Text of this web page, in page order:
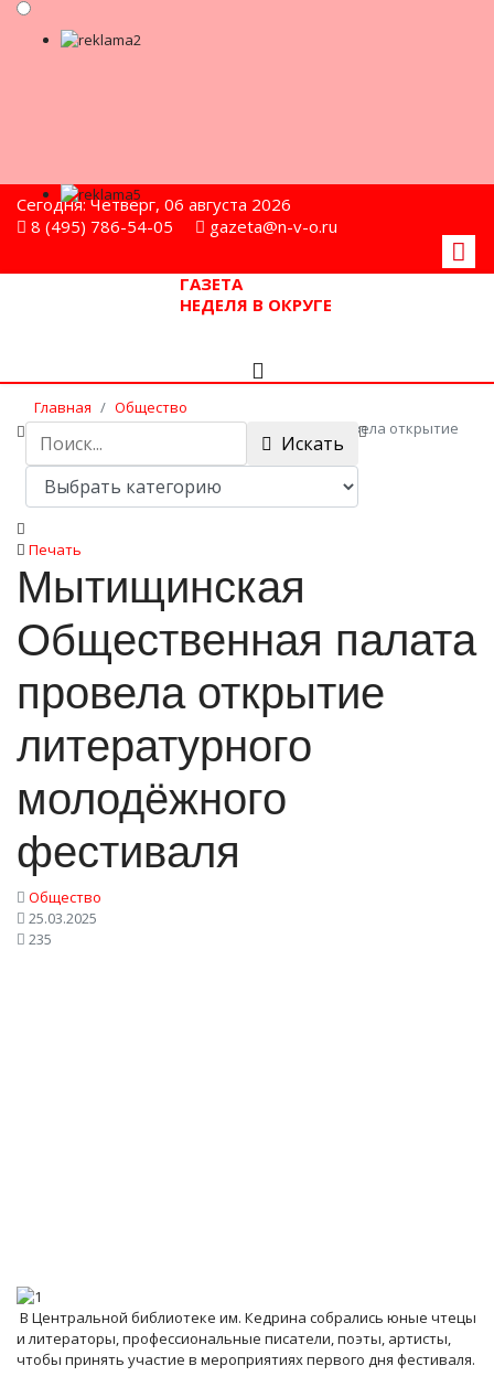
Сегодня: Четверг, 06 августа 2026
8 (495) 786-54-05
gazeta@n-v-o.ru
ГАЗЕТА
НЕДЕЛЯ В ОКРУГЕ
Главная
Общество
Мытищинская Общественная палата провела открытие
литературного молодёжного фестиваля
Искать
Печать
Мытищинская
Общественная палата
провела открытие
литературного
молодёжного
фестиваля
Общество
25.03.2025
235
В Центральной библиотеке им. Кедрина собрались юные чтецы
и литераторы, профессиональные писатели, поэты, артисты,
чтобы принять участие в мероприятиях первого дня фестиваля.